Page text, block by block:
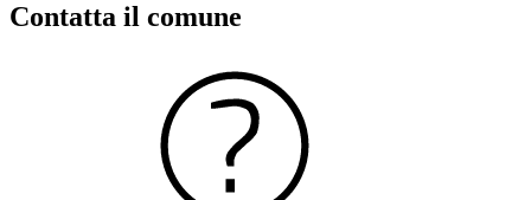
Contatta il comune